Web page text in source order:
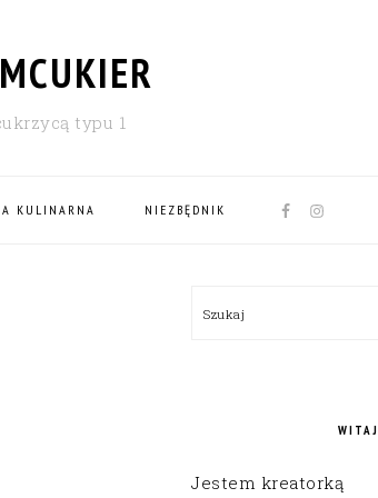
typu 1
KULINARNA NIEZBĘDNIK
NAV
SIDEBAR
Szukaj
WITAJ
Jestem kreatorką